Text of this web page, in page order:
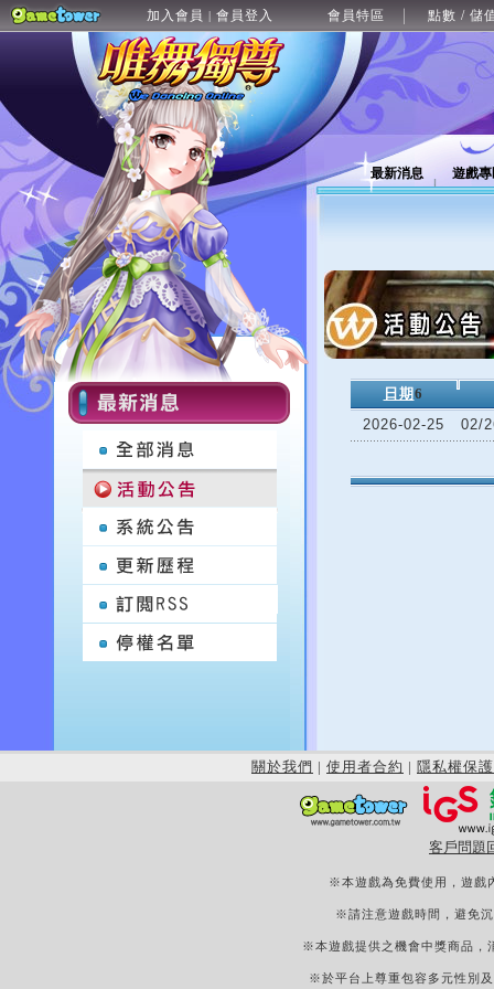
加入會員 | 會員登入 會員特區 點數 / 儲
最新消息 遊戲
日期 6
2026-02-25
02/
關於我們 | 使用者合約 | 隱私權保護
客戶問題
※本遊戲為免費使用，遊戲
※請注意遊戲時間，避免
※本遊戲提供之機會中獎商品，
※於平台上尊重包容多元性別